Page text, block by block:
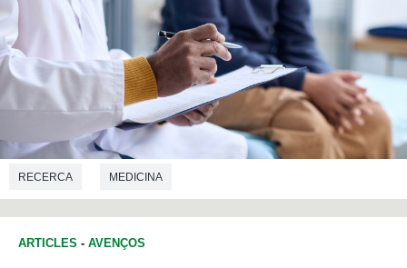
RECERCA MEDICINA
ARTICLES - AVENÇOS